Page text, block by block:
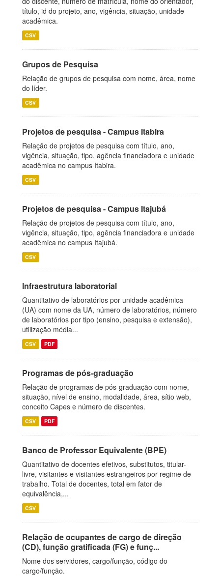
título, id do projeto, ano, vigência, situação, unidade
acadêmica.
CSV
Grupos de Pesquisa
Relação de grupos de pesquisa com nome, área, nome
do líder.
CSV
Projetos de pesquisa - Campus Itabira
Relação de projetos de pesquisa com título, ano,
vigência, situação, tipo, agência financiadora e unidade
acadêmica no campus Itabira.
CSV
Projetos de pesquisa - Campus Itajubá
Relação de projetos de pesquisa com título, ano,
vigência, situação, tipo, agência financiadora e unidade
acadêmica no campus Itajubá.
CSV
Infraestrutura laboratorial
Quantitativo de laboratórios por unidade acadêmica
(UA) com nome da UA, número de laboratórios, número
de laboratórios por tipo (ensino, pesquisa e extensão),
utilização média...
CSV PDF
Programas de pós-graduação
Relação de programas de pós-graduação com nome,
situação, nível de ensino, modalidade, área, sítio web,
conceito Capes e número de discentes.
CSV PDF
Banco de Professor Equivalente (BPE)
Quantitativo de docentes efetivos, substitutos, titular-
livre, visitantes e visitantes estrangeiros por regime de
trabalho. Total de docentes, total em fator de
equivalência,...
CSV
Relação de ocupantes de cargo de direção
(CD), função gratificada (FG) e funç...
Nome dos servidores, cargo/função, código do
cargo/função.